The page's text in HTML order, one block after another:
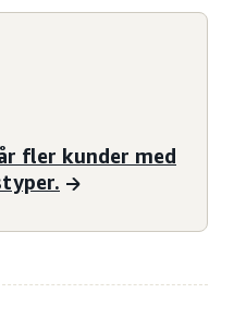
fler kunder med